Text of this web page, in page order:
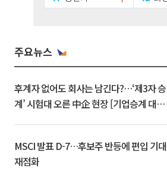
주요뉴스
후계자 없어도 회사는 남긴다?…‘제3자 승
계’ 시험대 오른 中企 현장 [기업승계 대전
MSCI 발표 D-7…후보주 반등에 편입 기대
재점화